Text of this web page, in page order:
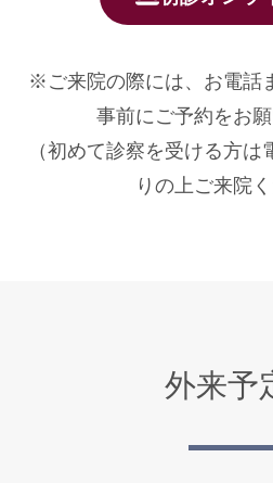
※ご来院の際には、お電話
事前にご予約をお願
（初めて診察を受ける方
りの上ご来院く
外来予